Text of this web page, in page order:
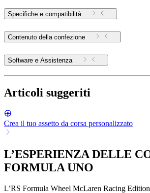
Specifiche e compatibilità
Contenuto della confezione
Software e Assistenza
Articoli suggeriti
Crea il tuo assetto da corsa personalizzato
L’ESPERIENZA DELLE
FORMULA UNO
L’RS Formula Wheel McLaren Racing